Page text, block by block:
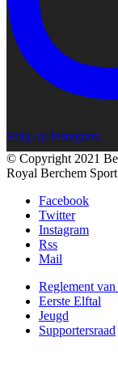
Volg op Instagram
© Copyright 2021
Royal Berchem
Facebook
Twitter
Instagram
Rss
Mail
Reglement
Eerste Elftal
Jeugd
Supportersraad